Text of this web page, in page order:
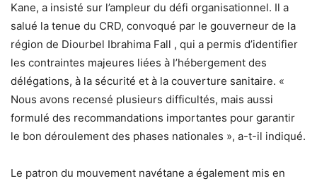
Kane, a insisté sur l’ampleur du défi organisationnel. Il a
salué la tenue du CRD, convoqué par le gouverneur de la
région de Diourbel Ibrahima Fall , qui a permis d’identifier
les contraintes majeures liées à l’hébergement des
délégations, à la sécurité et à la couverture sanitaire. «
Nous avons recensé plusieurs difficultés, mais aussi
formulé des recommandations importantes pour garantir
le bon déroulement des phases nationales », a-t-il indiqué.
Le patron du mouvement navétane a également mis en